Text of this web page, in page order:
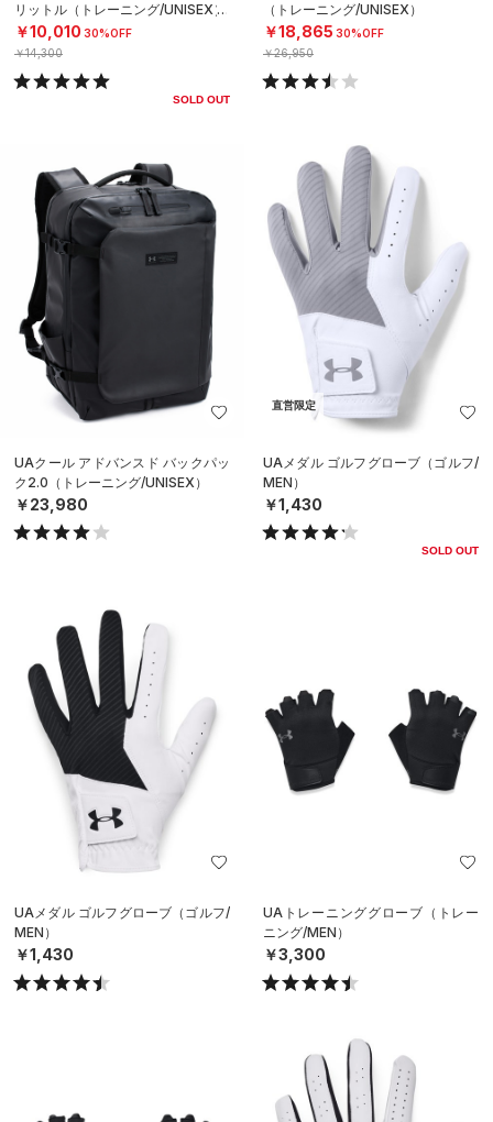
リットル（トレーニング/UNISEX）
￥10,010 30%OFF
￥14,300
SOLD OUT
（トレーニング/UNISEX）
￥18,865 30%OFF
￥26,950
UAクール アドバンスド バックパッ
ク2.0（トレーニング/UNISEX）
￥23,980
直営限定
UAメダル ゴルフグローブ（ゴルフ/
MEN）
￥1,430
SOLD OUT
UAメダル ゴルフグローブ（ゴルフ/
MEN）
￥1,430
UAトレーニンググローブ（トレー
ニング/MEN）
￥3,300